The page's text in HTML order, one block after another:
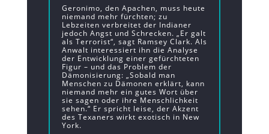
Geronimo, den Apachen, muss heute
niemand mehr fürchten; zu
Lebzeiten verbreitet der Indianer
jedoch Angst und Schrecken. „Er galt
als Terrorist“, sagt Ramsey Clark. Als
Anwalt interessiert ihn die Analyse
der Entwicklung einer gefürchteten
Figur – und das Problem der
Dämonisierung: „Sobald man
Menschen zu Dämonen erklärt, kann
niemand mehr ein gutes Wort über
sie sagen oder ihre Menschlichkeit
sehen.“ Er spricht leise, der Akzent
des Texaners wirkt exotisch in New
York.